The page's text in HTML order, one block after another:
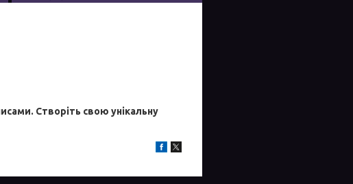
Створіть свою унікальну